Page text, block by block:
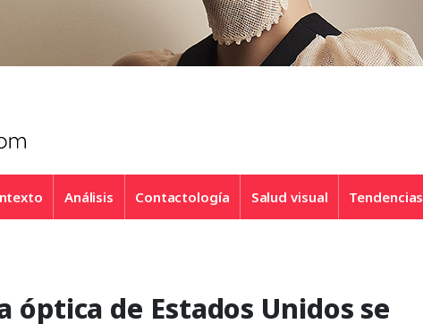
Análisis Contactología Salud visual Tendencias
óptica de Estados Unidos se